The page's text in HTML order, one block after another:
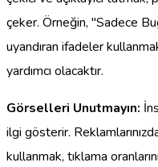
çeker. Örneğin, "Sadece
uyandıran ifadeler
yardımcı olacaktır.
Görselleri Unutmayın:
ilgi gösterir.
kullanmak, tıklama